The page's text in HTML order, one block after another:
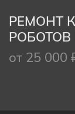
РЕМОНТ
РОБОТОВ
от 25 000